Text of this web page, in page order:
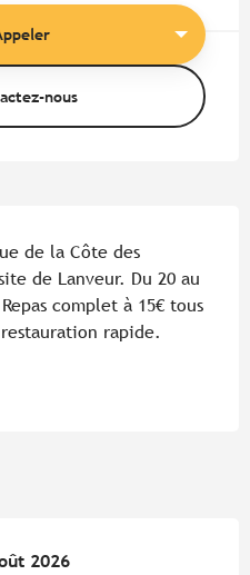
nous
de la Côte des
de Lanveur. Du 20 au
complet à 15€ tous
rapide.
2026
2026